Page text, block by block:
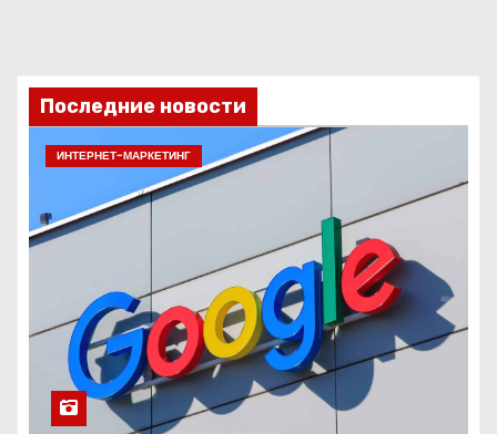
Последние новости
ИНТЕРНЕТ-МАРКЕТИНГ